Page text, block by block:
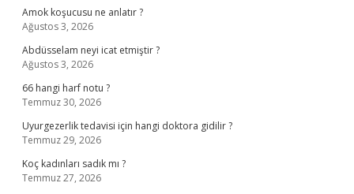
Amok koşucusu ne anlatır ?
Ağustos 3, 2026
Abdüsselam neyi icat etmiştir ?
Ağustos 3, 2026
66 hangi harf notu ?
Temmuz 30, 2026
Uyurgezerlik tedavisi için hangi doktora gidilir ?
Temmuz 29, 2026
Koç kadınları sadık mı ?
Temmuz 27, 2026